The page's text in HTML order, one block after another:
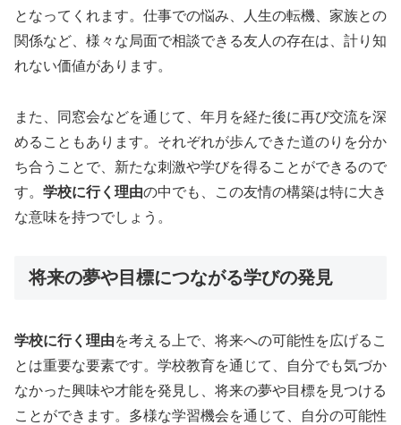
となってくれます。仕事での悩み、人生の転機、家族との
関係など、様々な局面で相談できる友人の存在は、計り知
れない価値があります。
また、同窓会などを通じて、年月を経た後に再び交流を深
めることもあります。それぞれが歩んできた道のりを分か
ち合うことで、新たな刺激や学びを得ることができるので
す。 学校に行く理由の中でも、この友情の構築は特に大き
な意味を持つでしょう。
将来の夢や目標につながる学びの発見
学校に行く理由を考える上で、将来への可能性を広げるこ
とは重要な要素です。学校教育を通じて、自分でも気づか
なかった興味や才能を発見し、将来の夢や目標を見つける
ことができます。多様な学習機会を通じて、自分の可能性